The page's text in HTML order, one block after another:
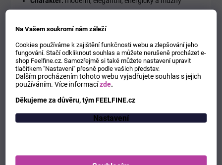
Na Vašem soukromí nám záleží
Cookies používáme k zajištění funkčnosti webu a zlepšování jeho
fungování. Stačí odkliknout souhlas a můžete nerušeně procházet e-
shop Feelfine.cz. Samozřejmě si také můžete nastavení upravit
tlačítkem "Nastavení" přesně podle vašich představ.
Dalším procházením tohoto webu vyjadřujete souhlas s jejich
používáním.Více informacízde.
Děkujeme za důvěru, tým FEELFINE.cz
Nastavení
Lattafa Fakhar Men je parfém, který nabízí
vhodnou jak pro teplé jarní a letní dny, tak i pro chladnější období,
kdy jeho charakter vystoupí nejvíce.
Bezpečnostní informace
Hořlavý produkt – uchovávejte mimo dosah ohně a